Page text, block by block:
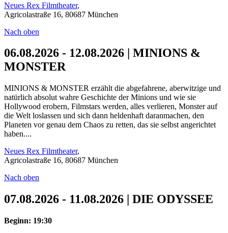
Neues Rex Filmtheater,
Agricolastraße 16, 80687 München
Nach oben
06.08.2026 - 12.08.2026 | MINIONS &
MONSTER
MINIONS & MONSTER erzählt die abgefahrene, aberwitzige und
natürlich absolut wahre Geschichte der Minions und wie sie
Hollywood erobern, Filmstars werden, alles verlieren, Monster auf
die Welt loslassen und sich dann heldenhaft daranmachen, den
Planeten vor genau dem Chaos zu retten, das sie selbst angerichtet
haben....
Neues Rex Filmtheater,
Agricolastraße 16, 80687 München
Nach oben
07.08.2026 - 11.08.2026 | DIE ODYSSEE
Beginn: 19:30